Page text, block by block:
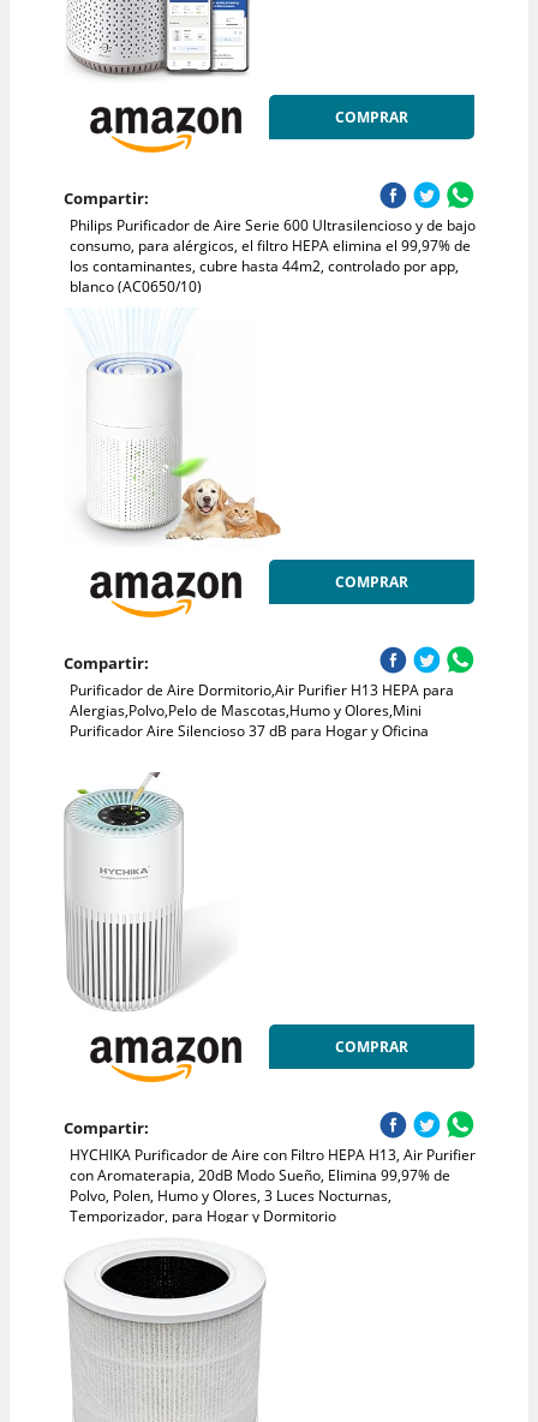
COMPRAR
Compartir:
Philips Purificador de Aire Serie 600 Ultrasilencioso y de bajo
consumo, para alérgicos, el filtro HEPA elimina el 99,97% de
los contaminantes, cubre hasta 44m2, controlado por app,
blanco (AC0650/10)
COMPRAR
Compartir:
Purificador de Aire Dormitorio,Air Purifier H13 HEPA para
Alergias,Polvo,Pelo de Mascotas,Humo y Olores,Mini
Purificador Aire Silencioso 37 dB para Hogar y Oficina
COMPRAR
Compartir:
HYCHIKA Purificador de Aire con Filtro HEPA H13, Air Purifier
con Aromaterapia, 20dB Modo Sueño, Elimina 99,97% de
Polvo, Polen, Humo y Olores, 3 Luces Nocturnas,
Temporizador, para Hogar y Dormitorio